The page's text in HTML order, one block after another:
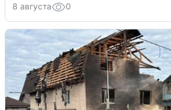
8 августа 0